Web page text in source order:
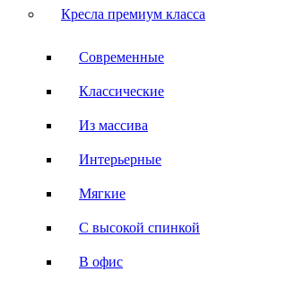
Кресла премиум класса
Современные
Классические
Из массива
Интерьерные
Мягкие
С высокой спинкой
В офис